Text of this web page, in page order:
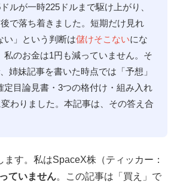
ルが一時225ドルまで駆け上がり、
で落ち着きました。短期だけ見れ
い」という判断は儲けそこないにな
私のお金は1円も減っていません。そ
姉妹記事を書いた時点では「予想」
定目論見書・3つの格付け・組み入れ
変わりました。本記事は、その答え合
す。私はSpaceX株（ティッカー：
ていません。この記事は「買え」で